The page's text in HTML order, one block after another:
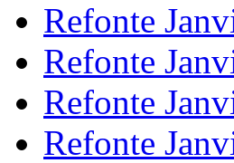
Refonte
Refonte
Refonte
Refonte